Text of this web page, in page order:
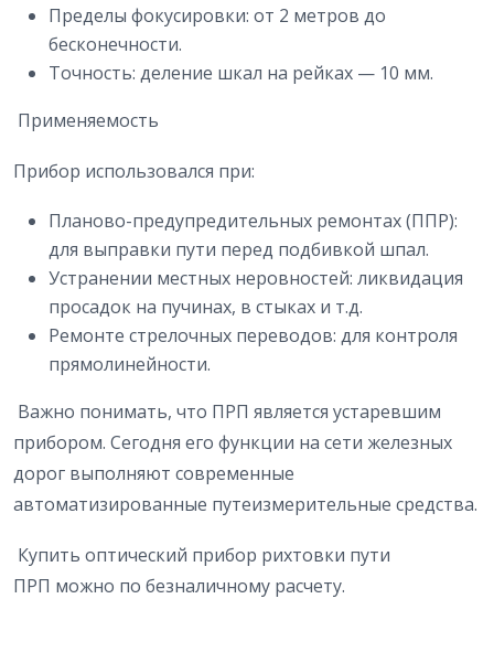
Пределы фокусировки: от 2 метров до
бесконечности.
Точность: деление шкал на рейках — 10 мм.
Применяемость
Прибор использовался при:
Планово-предупредительных ремонтах (ППР):
для выправки пути перед подбивкой шпал.
Устранении местных неровностей: ликвидация
просадок на пучинах, в стыках и т.д.
Ремонте стрелочных переводов: для контроля
прямолинейности.
Важно понимать, что ПРП является устаревшим
прибором. Сегодня его функции на сети железных
дорог выполняют современные
автоматизированные путеизмерительные средства.
Купить оптический прибор рихтовки пути
ПРП можно по безналичному расчету.